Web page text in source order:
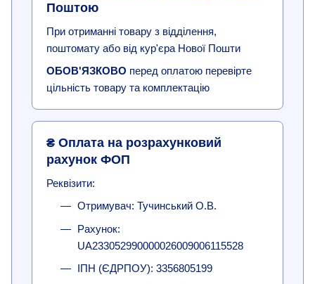
Поштою
При отриманні товару з відділення,
поштомату або від кур'єра Нової Пошти
ОБОВ'ЯЗКОВО перед оплатою перевірте
цільність товару та комплектацію
₴ Оплата на розрахунковий
рахунок ФОП
Реквізити:
Отримувач: Тучинський О.В.
Рахунок:
UA233052990000026009006115528
ІПН (ЄДРПОУ): 3356805199